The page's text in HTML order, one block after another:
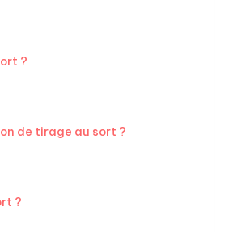
?
de tirage au sort ?
?